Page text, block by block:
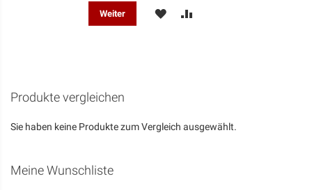
Weiter MERKEN
Produkte vergleichen
Sie haben keine Produkte zum Vergleich ausgewählt.
Meine Wunschliste